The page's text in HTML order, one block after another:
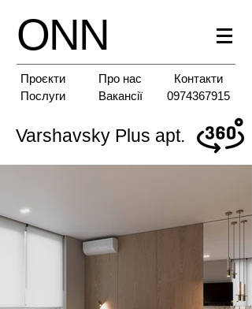
ONN
Проєкти
Послуги
Про нас
Вакансії
Контакти
0974367915
Varshavsky Plus apt.